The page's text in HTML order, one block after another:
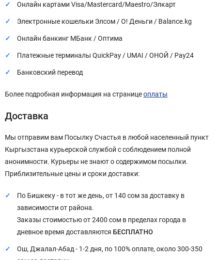
Онлайн картами Visa/Mastercard/Maestro/Элкарт
Электронные кошельки Элсом / О! Деньги / Balance.kg
Онлайн банкинг МБанк / Оптима
Платежные терминалы QuickPay / UMAI / ОНОЙ / Pay24
Банковский перевод
Более подробная информация на страницеоплаты
Доставка
Мы отправим вам Посылку Счастья в любой населенный пункт
Кыргызстана курьерской службой с соблюдением полной
анонимности. Курьеры не знают о содержимом посылки.
Приблизительные цены и сроки доставки:
По Бишкеку - в тот же день, от 140 сом за доставку в
зависимости от района.
Заказы стоимостью от 2400 сом в пределах города в
дневное время доставляются БЕСПЛАТНО
Ош, Джалал-Абад - 1-2 дня, по 100% оплате, около 300-350